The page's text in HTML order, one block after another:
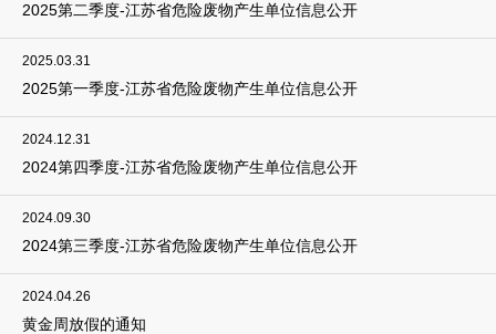
2025第二季度-江苏省危险废物产生单位信息公开
2025.03.31
2025第一季度-江苏省危险废物产生单位信息公开
2024.12.31
2024第四季度-江苏省危险废物产生单位信息公开
2024.09.30
2024第三季度-江苏省危险废物产生单位信息公开
2024.04.26
黄金周放假的通知